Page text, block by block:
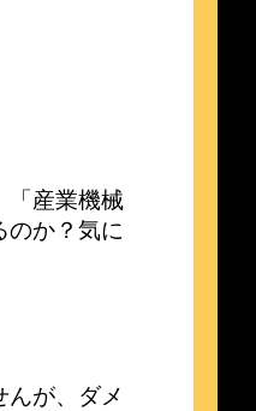
「産業機械
のか？気に
が、ダメ